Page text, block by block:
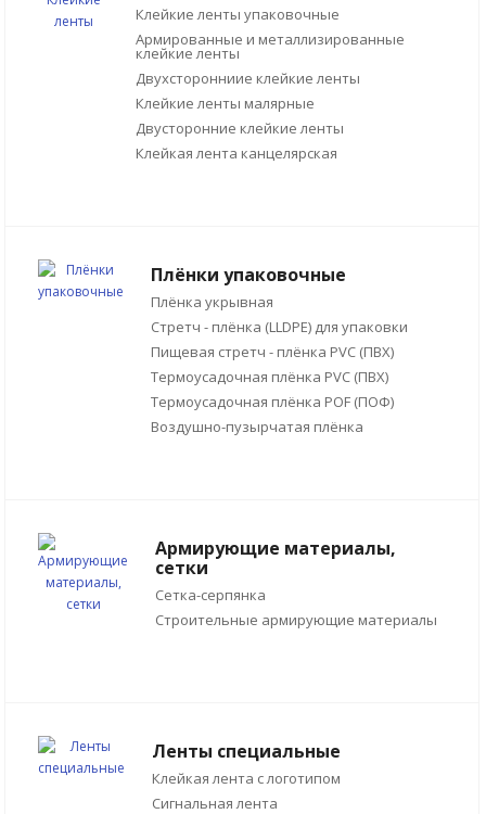
Клейкие ленты упаковочные
Армированные и металлизированные
клейкие ленты
Двухсторонниие клейкие ленты
Клейкие ленты малярные
Двусторонние клейкие ленты
Клейкая лента канцелярская
Плёнки упаковочные
Плёнка укрывная
Стретч - плёнка (LLDPE) для упаковки
Пищевая стретч - плёнка PVC (ПВХ)
Термоусадочная плёнка PVC (ПВХ)
Термоусадочная плёнка POF (ПОФ)
Воздушно-пузырчатая плёнка
Армирующие материалы,
сетки
Сетка-серпянка
Строительные армирующие материалы
Ленты специальные
Клейкая лента с логотипом
Сигнальная лента